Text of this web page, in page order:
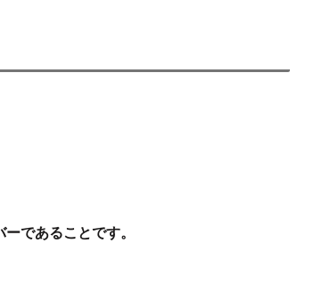
であることです。